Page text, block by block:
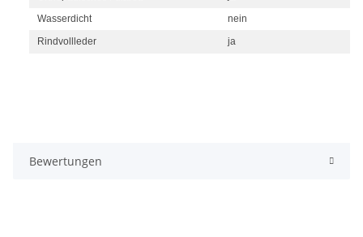
Wasserdicht
nein
Rindvollleder
ja
Bewertungen